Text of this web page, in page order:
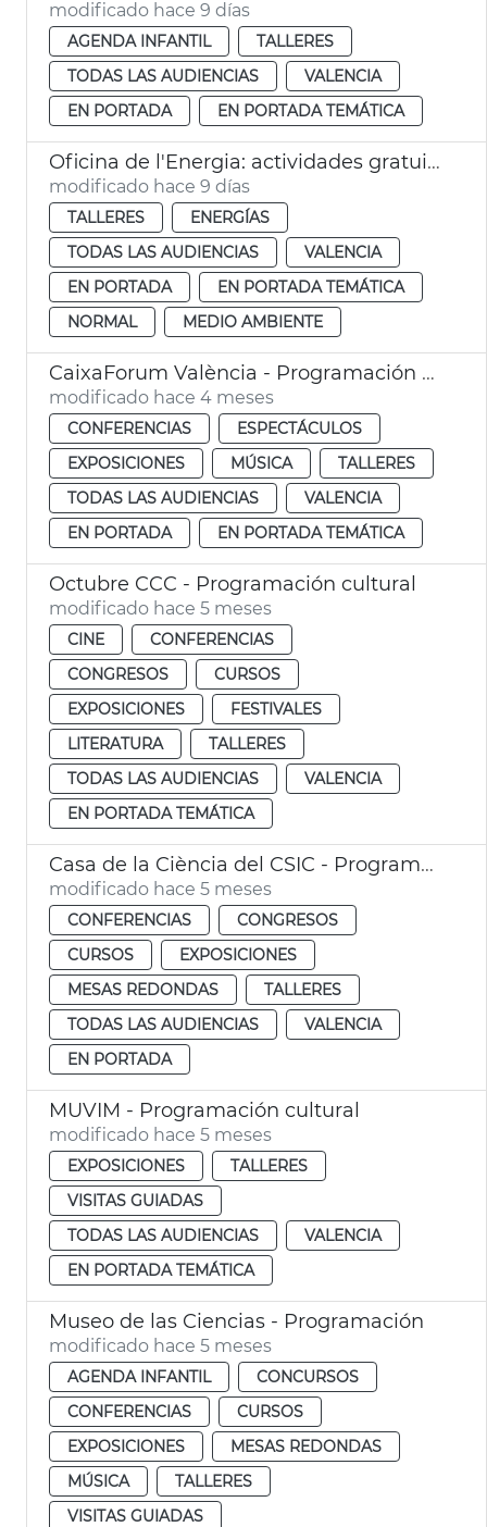
modificado hace 9 días
AGENDA INFANTIL
TALLERES
TODAS LAS AUDIENCIAS
VALENCIA
EN PORTADA
EN PORTADA TEMÁTICA
Oficina de l'Energia: actividades gratuitas
modificado hace 9 días
TALLERES
ENERGÍAS
TODAS LAS AUDIENCIAS
VALENCIA
EN PORTADA
EN PORTADA TEMÁTICA
NORMAL
MEDIO AMBIENTE
CaixaForum València - Programación cultural
modificado hace 4 meses
CONFERENCIAS
ESPECTÁCULOS
EXPOSICIONES
MÚSICA
TALLERES
TODAS LAS AUDIENCIAS
VALENCIA
EN PORTADA
EN PORTADA TEMÁTICA
Octubre CCC - Programación cultural
modificado hace 5 meses
CINE
CONFERENCIAS
CONGRESOS
CURSOS
EXPOSICIONES
FESTIVALES
LITERATURA
TALLERES
TODAS LAS AUDIENCIAS
VALENCIA
EN PORTADA TEMÁTICA
Casa de la Ciència del CSIC - Programación
modificado hace 5 meses
CONFERENCIAS
CONGRESOS
CURSOS
EXPOSICIONES
MESAS REDONDAS
TALLERES
TODAS LAS AUDIENCIAS
VALENCIA
EN PORTADA
MUVIM - Programación cultural
modificado hace 5 meses
EXPOSICIONES
TALLERES
VISITAS GUIADAS
TODAS LAS AUDIENCIAS
VALENCIA
EN PORTADA TEMÁTICA
Museo de las Ciencias - Programación
modificado hace 5 meses
AGENDA INFANTIL
CONCURSOS
CONFERENCIAS
CURSOS
EXPOSICIONES
MESAS REDONDAS
MÚSICA
TALLERES
VISITAS GUIADAS